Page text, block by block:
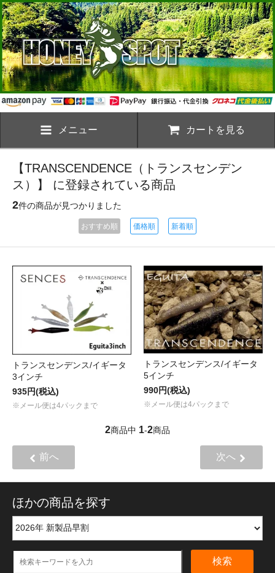
メニュー カートを見る
【TRANSCENDENCE（トランスセンデン
ス）】 に登録されている商品
2件の商品が見つかりました
おすすめ順 価格順 新着順
トランスセンデンス/イギータ
3インチ
935円(税込)
※メール便は4パックまで
トランスセンデンス/イギータ
5インチ
990円(税込)
※メール便は4パックまで
2商品中 1-2商品
前へ 次へ
ほかの商品を探す
検索